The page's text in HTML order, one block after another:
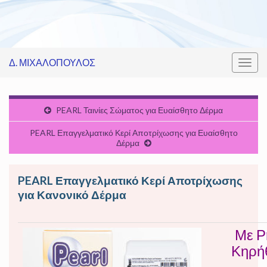
Δ. ΜΙΧΑΛΟΠΟΥΛΟΣ
PEARL Ταινίες Σώματος για Ευαίσθητο Δέρμα
PEARL Επαγγελματικό Κερί Αποτρίχωσης για Ευαίσθητο
Δέρμα
PEARL Επαγγελματικό Κερί Αποτρίχωσης
για Κανονικό Δέρμα
Με